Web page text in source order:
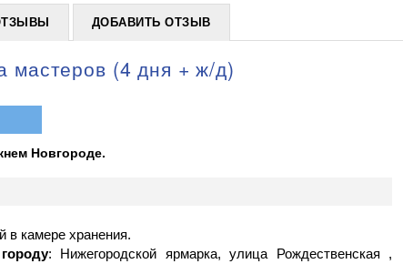
ДОБАВИТЬ ОТЗЫВ
мастеров (4 дня + ж/д)
Новгороде.
в камере хранения.
: Нижегородской ярмарка, улица Рождественская ,